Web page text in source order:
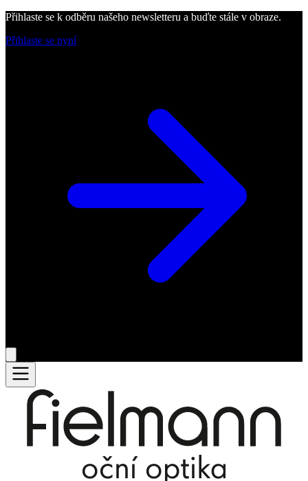
Přihlaste se k odběru našeho newsletteru a buďte stále v obraze.
Přihlaste se nyní